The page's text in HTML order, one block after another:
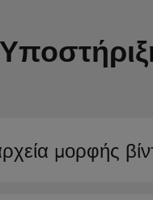
μορφής